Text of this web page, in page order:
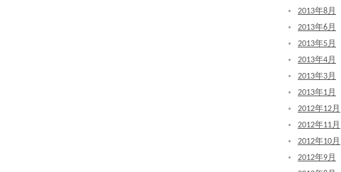
2013年8月
2013年6月
2013年5月
2013年4月
2013年3月
2013年1月
2012年12月
2012年11月
2012年10月
2012年9月